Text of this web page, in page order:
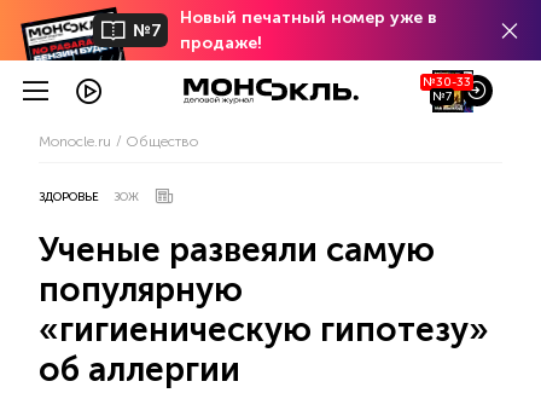
№7
Новый печатный номер уже в
продаже!
№30-33
№7
Monocle.ru Общество
ЗДОРОВЬЕ ЗОЖ
Ученые развеяли самую
популярную
«гигиеническую гипотезу»
об аллергии